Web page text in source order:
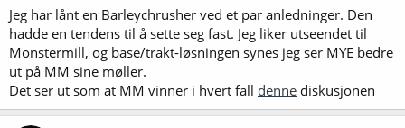
Jeg har lånt en Barleychrusher ved et par anledninger. Den
hadde en tendens til å sette seg fast. Jeg liker utseendet til
Monstermill, og base/trakt-løsningen synes jeg ser MYE bedre
ut på MM sine møller.
Det ser ut som at MM vinner i hvert fall denne diskusjonen